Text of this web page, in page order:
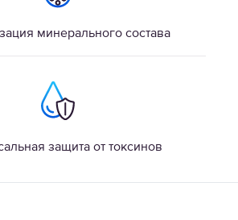
минерального состава
защита от токсинов